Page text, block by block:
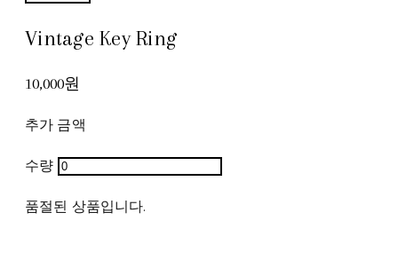
Vintage Key Ring
10,000원
추가 금액
수량
품절된 상품입니다.